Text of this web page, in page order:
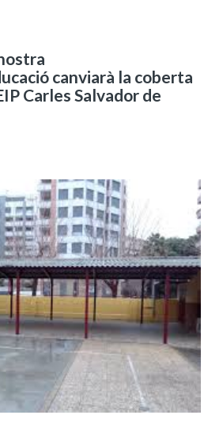
canviarà la coberta
Carles Salvador de